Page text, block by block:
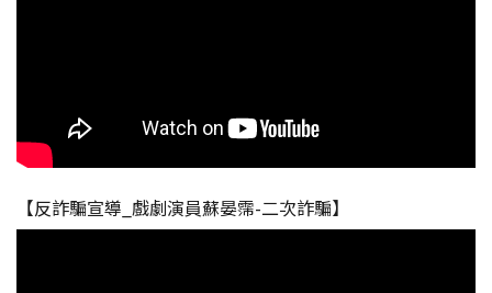
【反詐騙宣導_戲劇演員蘇晏霈-二次詐騙】